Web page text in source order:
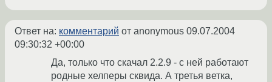
Ответ на: комментарий от anonymous 09.07.2004
09:30:32 +00:00
Да, только что скачал 2.2.9 - с ней работают
родные хелперы сквида. А третья ветка,